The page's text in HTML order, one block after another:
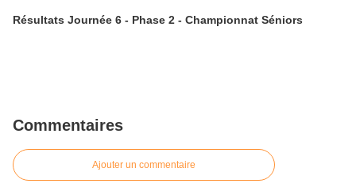
Résultats Journée 6 - Phase 2 - Championnat Séniors
Commentaires
Ajouter un commentaire